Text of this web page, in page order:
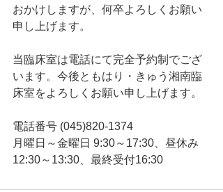
おかけしますが、何卒よろしくお願い
申し上げます。
当臨床室は電話にて完全予約制でござ
います。今後ともはり・きゅう湘南臨
床室をよろしくお願い申し上げます。
電話番号 (045)820-1374
月曜日～金曜日 9:30～17:30、昼休み
12:30～13:30、最終受付16:30